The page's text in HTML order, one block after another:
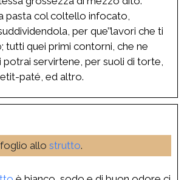
pasta col coltello infocato,
per que’’lavori che ti
tutti quei primi contorni, che ne
potrai servirtene, per suoli di torte,
paté, ed altro.
allo strutto.